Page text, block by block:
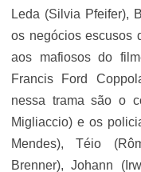
Leda (Silvia Pfeifer),
os negócios escusos
aos mafiosos do
Francis Ford
nessa trama são o
Migliaccio) e os
Mendes), Téio
Brenner), Johann